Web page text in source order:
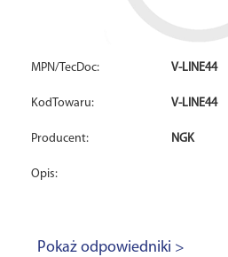
MPN/TecDoc: V-LINE44
KodTowaru: V-LINE44
Producent: NGK
Opis:
Pokaż odpowiedniki >